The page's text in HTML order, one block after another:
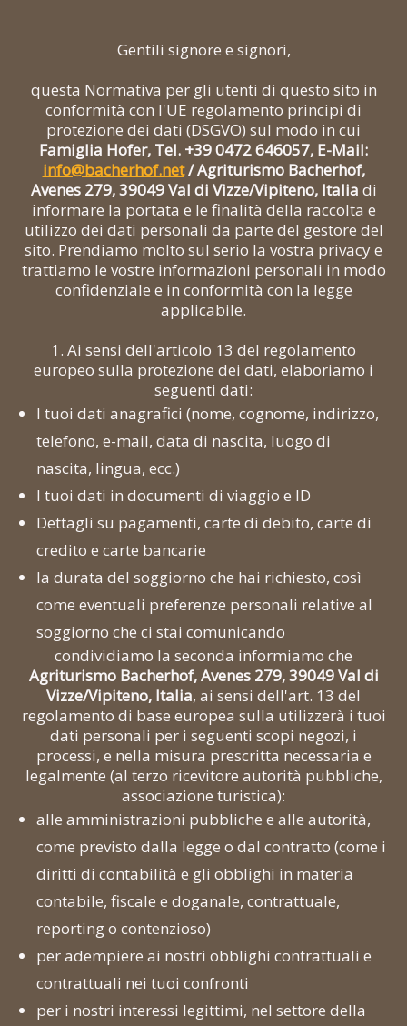
Gentili signore e signori,
questa Normativa per gli utenti di questo sito in
conformità con l'UE regolamento principi di
protezione dei dati (DSGVO) sul modo in cui
Famiglia Hofer, Tel. +39 0472 646057, E-Mail:
info@bacherhof.net/ Agriturismo Bacherhof,
Avenes 279, 39049 Val di Vizze/Vipiteno, Italia di
informare la portata e le finalità della raccolta e
utilizzo dei dati personali da parte del gestore del
sito. Prendiamo molto sul serio la vostra privacy e
trattiamo le vostre informazioni personali in modo
confidenziale e in conformità con la legge
applicabile.
1. Ai sensi dell'articolo 13 del regolamento
europeo sulla protezione dei dati, elaboriamo i
seguenti dati:
I tuoi dati anagrafici (nome, cognome, indirizzo,
telefono, e-mail, data di nascita, luogo di
nascita, lingua, ecc.)
I tuoi dati in documenti di viaggio e ID
Dettagli su pagamenti, carte di debito, carte di
credito e carte bancarie
la durata del soggiorno che hai richiesto, così
come eventuali preferenze personali relative al
soggiorno che ci stai comunicando
condividiamo la seconda informiamo che
Agriturismo Bacherhof, Avenes 279, 39049 Val di
Vizze/Vipiteno, Italia, ai sensi dell'art. 13 del
regolamento di base europea sulla utilizzerà i tuoi
dati personali per i seguenti scopi negozi, i
processi, e nella misura prescritta necessaria e
legalmente (al terzo ricevitore autorità pubbliche,
associazione turistica):
alle amministrazioni pubbliche e alle autorità,
come previsto dalla legge o dal contratto (come i
diritti di contabilità e gli obblighi in materia
contabile, fiscale e doganale, contrattuale,
reporting o contenzioso)
per adempiere ai nostri obblighi contrattuali e
contrattuali nei tuoi confronti
per i nostri interessi legittimi, nel settore della